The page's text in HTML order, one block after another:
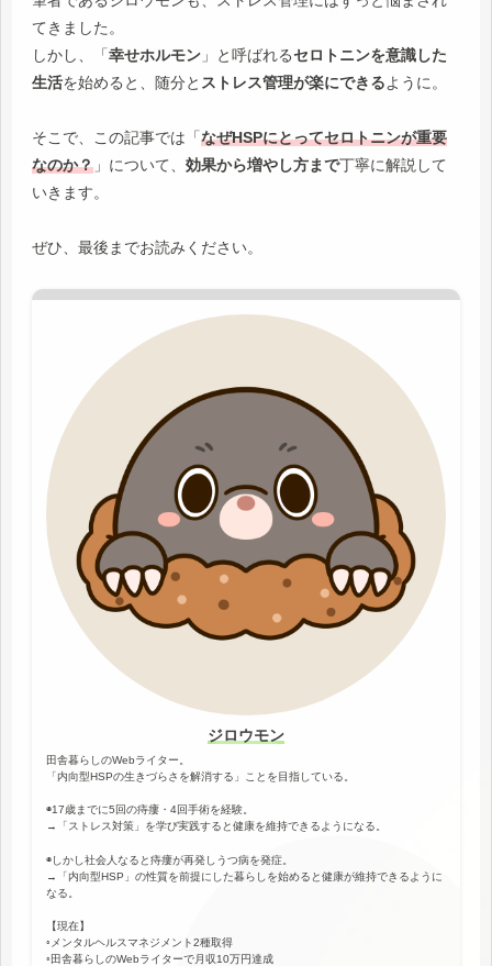
てきました。
しかし、「幸せホルモン 」と呼ばれるセロトニンを意識した
生活を始めると、随分と ストレス管理が楽にできるように。
そこで、この記事では「なぜHSPにとってセロトニンが重要
なのか？ 」について、 効果から増やし方まで丁寧に解説して
いきます。
ぜひ、最後までお読みください。
ジロウモン
田舎暮らしのWebライター。
「内向型HSPの生きづらさを解消する」ことを目指している。
◉17歳までに5回の痔瘻・4回手術を経験。
→「ストレス対策」を学び実践すると健康を維持できるようになる。
◉しかし社会人なると痔瘻が再発しうつ病を発症。
→「内向型HSP」の性質を前提にした暮らしを始めると健康が維持できるように
なる。
【現在】
◦メンタルヘルスマネジメント2種取得
◦田舎暮らしのWebライターで月収10万円達成